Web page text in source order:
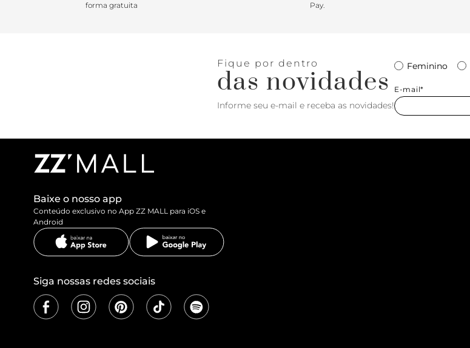
forma gratuita
Pay.
Fique por dentro
das novidades
Informe seu e-mail e receba as novidades!
Feminino
E-mail*
Baixe o nosso app
Conteúdo exclusivo no App ZZ MALL para iOS e
Android
Siga nossas redes sociais